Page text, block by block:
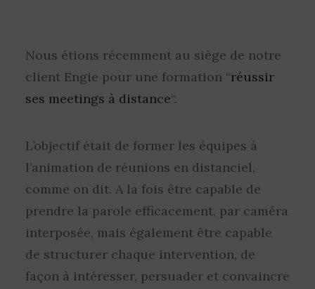
Nous étions récemment au siège de notre
client Engie pour une formation “réussir
ses meetings à distance“.
L’objectif était de former les équipes à
l’animation de réunions en distanciel,
comme on dit. A la fois être capable de
prendre la parole efficacement, par caméra
interposée, mais également être capable
de structurer chaque intervention, de
façon à intéresser, persuader et convaincre